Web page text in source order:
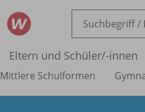
Eltern und Schüler/-innen
Mittlere Schulformen